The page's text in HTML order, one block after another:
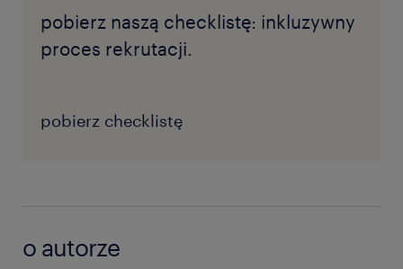
pobierz naszą checklistę: inkluzywny
proces rekrutacji.
pobierz checklistę
o autorze